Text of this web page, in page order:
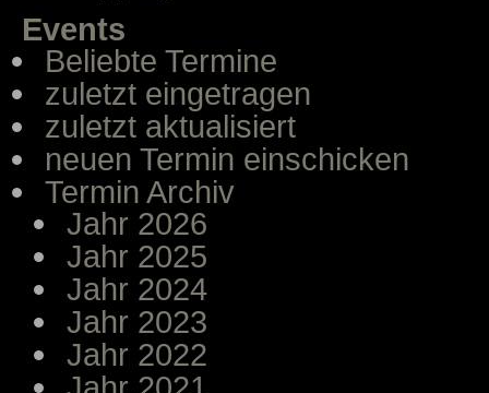
Events
Beliebte Termine
zuletzt eingetragen
zuletzt aktualisiert
neuen Termin einschicken
Termin Archiv
Jahr 2026
Jahr 2025
Jahr 2024
Jahr 2023
Jahr 2022